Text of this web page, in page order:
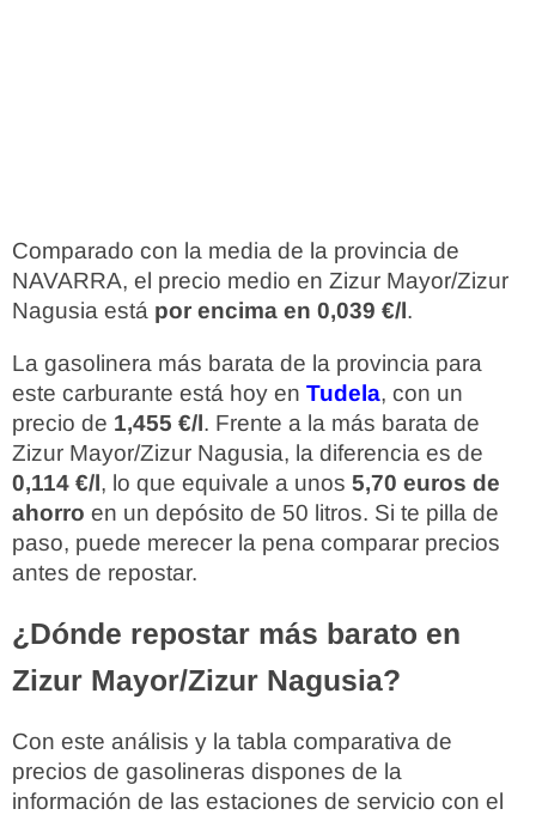
Comparado con la media de la provincia de
NAVARRA, el precio medio en Zizur Mayor/Zizur
Nagusia está por encima en 0,039 €/l.
La gasolinera más barata de la provincia para
este carburante está hoy en Tudela, con un
precio de 1,455 €/l. Frente a la más barata de
Zizur Mayor/Zizur Nagusia, la diferencia es de
0,114 €/l, lo que equivale a unos 5,70 euros de
ahorro en un depósito de 50 litros. Si te pilla de
paso, puede merecer la pena comparar precios
antes de repostar.
¿Dónde repostar más barato en
Zizur Mayor/Zizur Nagusia?
Con este análisis y la tabla comparativa de
precios de gasolineras dispones de la
información de las estaciones de servicio con el